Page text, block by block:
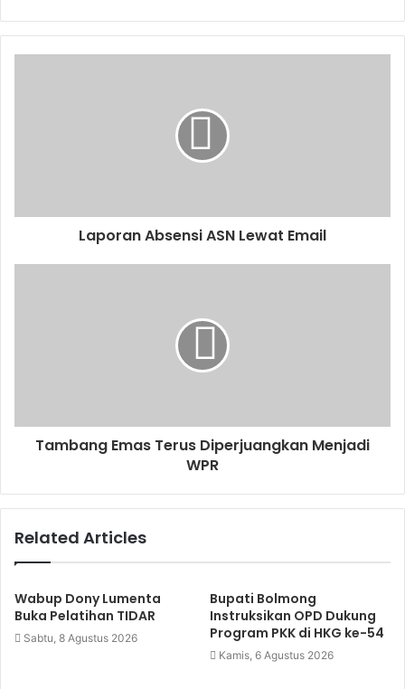
Laporan Absensi ASN Lewat Email
Tambang Emas Terus Diperjuangkan Menjadi
WPR
Related Articles
Wabup Dony Lumenta
Buka Pelatihan TIDAR
Sabtu, 8 Agustus 2026
Bupati Bolmong
Instruksikan OPD Dukung
Program PKK di HKG ke-54
Kamis, 6 Agustus 2026